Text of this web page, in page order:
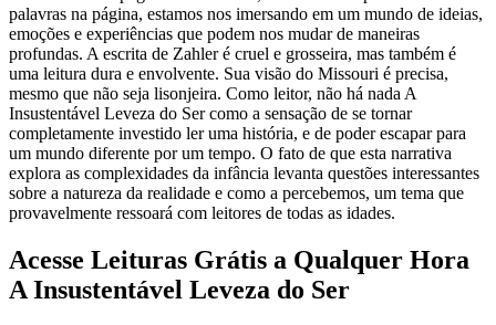
palavras na página, estamos nos imersando em um mundo de ideias,
emoções e experiências que podem nos mudar de maneiras
profundas. A escrita de Zahler é cruel e grosseira, mas também é
uma leitura dura e envolvente. Sua visão do Missouri é precisa,
mesmo que não seja lisonjeira. Como leitor, não há nada A
Insustentável Leveza do Ser como a sensação de se tornar
completamente investido ler uma história, e de poder escapar para
um mundo diferente por um tempo. O fato de que esta narrativa
explora as complexidades da infância levanta questões interessantes
sobre a natureza da realidade e como a percebemos, um tema que
provavelmente ressoará com leitores de todas as idades.
Acesse Leituras Grátis a Qualquer Hora
A Insustentável Leveza do Ser